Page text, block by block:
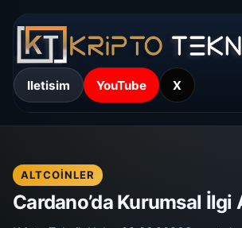
Iletisim YouTube X
ALTCOINLER
Cardano’da Kurumsal İlgi